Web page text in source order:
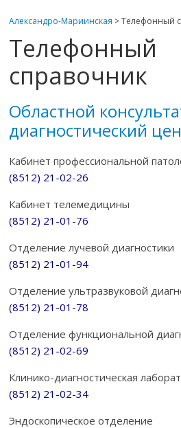
Александро-Мариинская >Телефонный
Телефонный
справочник
Областной
диагностический
Кабинет профессиональной
(8512) 21-02-26
Кабинет телемедицины
(8512) 21-01-76
Отделение лучевой диагностики
(8512) 21-01-94
Отделение ультразвуковой
(8512) 21-01-78
Отделение функциональной
(8512) 21-02-69
Клинико-диагностическая
(8512) 21-02-34
Эндоскопическое отделение